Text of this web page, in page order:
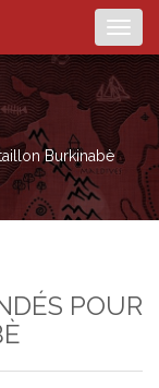
Burkinabè
POUR